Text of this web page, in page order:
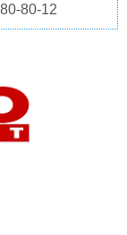
80-12